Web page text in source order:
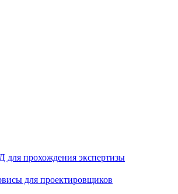
для прохождения экспертизы
для проектировщиков